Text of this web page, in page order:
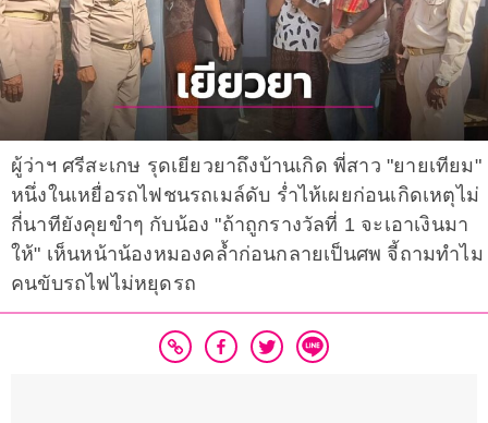
ผู้ว่าฯ ศรีสะเกษ รุดเยียวยาถึงบ้านเกิด พี่สาว "ยายเทียม"
หนึ่งในเหยื่อรถไฟชนรถเมล์ดับ ร่ำไห้เผยก่อนเกิดเหตุไม่
กี่นาทียังคุยขำๆ กับน้อง "ถ้าถูกรางวัลที่ 1 จะเอาเงินมา
ให้" เห็นหน้าน้องหมองคล้ำก่อนกลายเป็นศพ จี้ถามทำไม
คนขับรถไฟไม่หยุดรถ